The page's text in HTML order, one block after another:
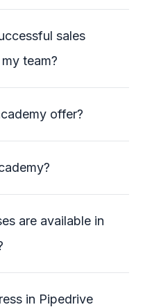
sales
team?
offer?
are available in
in Pipedrive